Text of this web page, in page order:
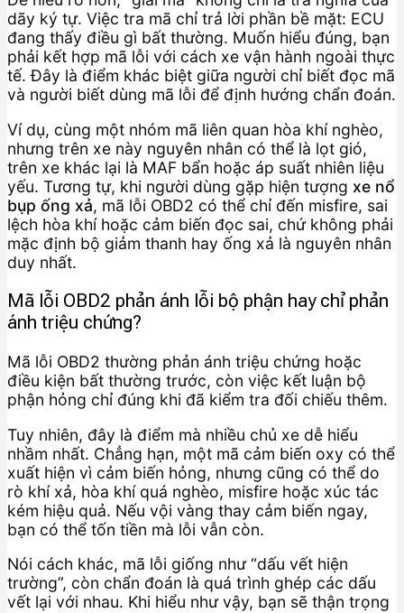
dãy ký tự. Việc tra mã chỉ trả lời phần bề mặt: ECU
đang thấy điều gì bất thường. Muốn hiểu đúng, bạn
phải kết hợp mã lỗi với cách xe vận hành ngoài thực
tế. Đây là điểm khác biệt giữa người chỉ biết đọc mã
và người biết dùng mã lỗi để định hướng chẩn đoán.
Ví dụ, cùng một nhóm mã liên quan hòa khí nghèo,
nhưng trên xe này nguyên nhân có thể là lọt gió,
trên xe khác lại là MAF bẩn hoặc áp suất nhiên liệu
yếu. Tương tự, khi người dùng gặp hiện tượng xe nổ
bụp ống xả, mã lỗi OBD2 có thể chỉ đến misfire, sai
lệch hòa khí hoặc cảm biến đọc sai, chứ không phải
mặc định bộ giảm thanh hay ống xả là nguyên nhân
duy nhất.
Mã lỗi OBD2 phản ánh lỗi bộ phận hay chỉ phản
ánh triệu chứng?
Mã lỗi OBD2 thường phản ánh triệu chứng hoặc
điều kiện bất thường trước, còn việc kết luận bộ
phận hỏng chỉ đúng khi đã kiểm tra đối chiếu thêm.
Tuy nhiên, đây là điểm mà nhiều chủ xe dễ hiểu
nhầm nhất. Chẳng hạn, một mã cảm biến oxy có thể
xuất hiện vì cảm biến hỏng, nhưng cũng có thể do
rò khí xả, hòa khí quá nghèo, misfire hoặc xúc tác
kém hiệu quả. Nếu vội vàng thay cảm biến ngay,
bạn có thể tốn tiền mà lỗi vẫn còn.
Nói cách khác, mã lỗi giống như “dấu vết hiện
trường”, còn chẩn đoán là quá trình ghép các dấu
vết lại với nhau. Khi hiểu như vậy, bạn sẽ thận trọng